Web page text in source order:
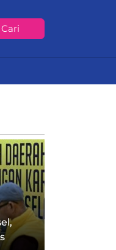
Cari